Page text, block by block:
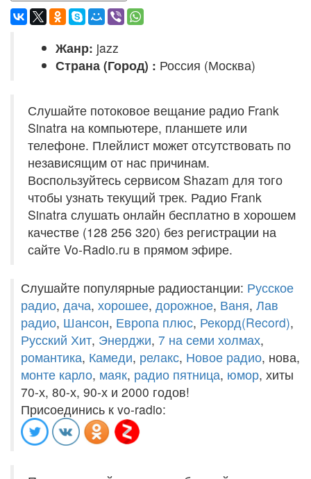
Жанр: jazz
Страна (Город) : Россия (Москва)
Слушайте потоковое вещание радио Frank
Sinatra на компьютере, планшете или
телефоне. Плейлист может отсутствовать по
независящим от нас причинам.
Воспользуйтесь сервисом Shazam для того
чтобы узнать текущий трек. Радио Frank
Sinatra слушать онлайн бесплатно в хорошем
качестве (128 256 320) без регистрации на
сайте Vo-Radio.ru в прямом эфире.
Слушайте популярные радиостанции: Русское
радио, дача, хорошее, дорожное, Ваня, Лав
радио, Шансон, Европа плюс, Рекорд(Record),
Русский Хит, Энерджи, 7 на семи холмах,
романтика, Камеди, релакс, Новое радио, нова,
монте карло, маяк, радио пятница, юмор, хиты
70-х, 80-х, 90-х и 2000 годов!
Присоединись к vo-radio: